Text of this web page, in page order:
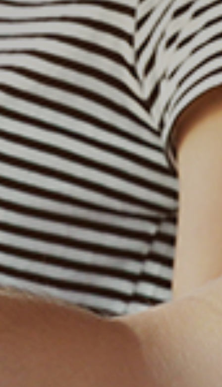
APDROŠINĀŠANA
SERVISS
Komentāri
Es apzinos, ka, nospiežot pogu „nosūtīt
formu”, „esmu ieinteresēts”, dodu savu
piekrišanu sia „norde“ manu personas datu
apstrādei un izmantošanai.
Es gribu saņemt jaunumus par Norde
NOSŪTĪT PIETEIKUMU